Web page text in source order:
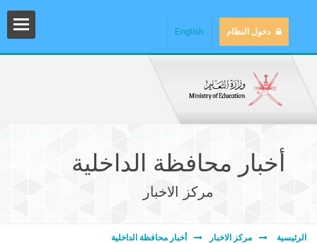
دخول النظام English
أخبار محافظة الداخلية
مركز الاخبار
الرئيسية مركز الاخبار أخبار محافظة الداخلية